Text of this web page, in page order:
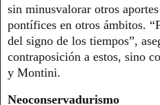
sin minusvalorar otros
pontífices en otros ámbitos.
del signo de los tiempos”,
contraposición a estos, sino
y Montini.
Neoconservadurismo